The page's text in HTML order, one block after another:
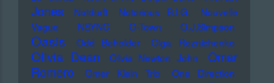
Jones
Notdurft Notorious B.I.G.
Nouvelle
Vague
NSYNC O-Town O.J.Simpson
Oasis Odd Beholder Olga Reznichenko
Olivia Dean Olivia Newton John
Omar
Romero
Omer Klein Trio
One Direction